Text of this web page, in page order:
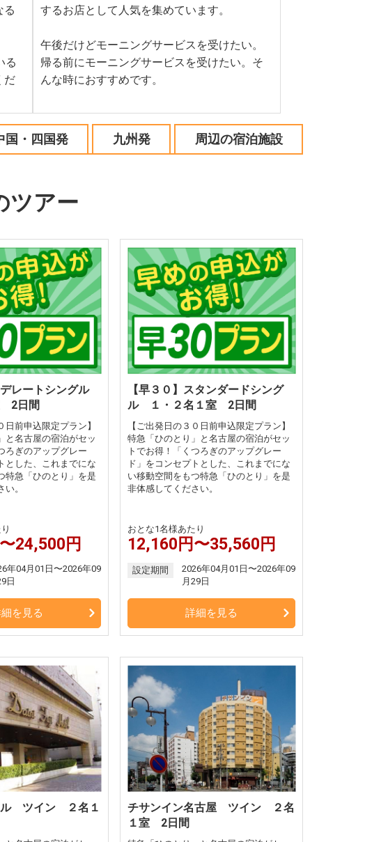
る
る
だ
するお店として人気を集めています。
午後だけどモーニングサービスを受けたい。
帰る前にモーニングサービスを受けたい。そ
んな時におすすめです。
国・四国発 九州発 周辺の宿泊施設
ツアー
デレートシングル
2日間
日前申込限定プラン】
と名古屋の宿泊がセッ
ろぎのアップグレー
とした、これまでにな
特急「ひのとり」を是
。
24,500円
年04月01日〜2026年09
日
を見る
【早３０】スタンダードシング
ル １・２名１室 2日間
【ご出発日の３０日前申込限定プラン】
特急「ひのとり」と名古屋の宿泊がセッ
トでお得！「くつろぎのアップグレー
ド」をコンセプトとした、これまでにな
い移動空間をもつ特急「ひのとり」を是
非体感してください。
おとな1名様あたり
12,160円〜35,560円
設定期間
2026年04月01日〜2026年09
月29日
詳細を見る
ル ツイン ２名１
チサンイン名古屋 ツイン ２名
１室 2日間